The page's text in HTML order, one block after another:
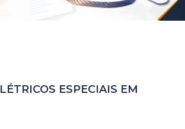
ESPECIAIS EM